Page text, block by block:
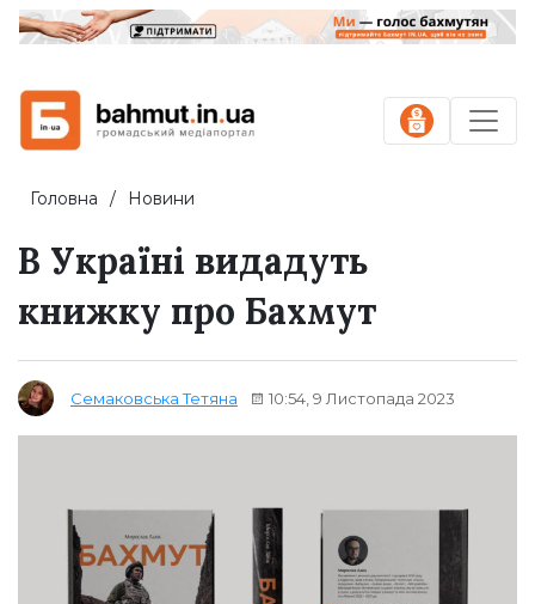
Головна Новини
В Україні видадуть
книжку про Бахмут
Семаковська Тетяна 10:54, 9 Листопада 2023